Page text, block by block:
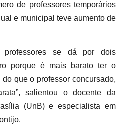
de professores temporários
e municipal teve aumento de
professores se dá por dois
porque é mais barato ter o
do que o professor concursado,
salientou o docente da
(UnB) e especialista em